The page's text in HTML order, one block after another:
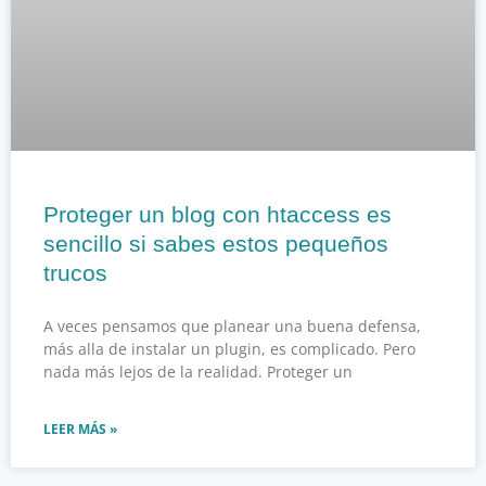
Proteger un blog con htaccess es
sencillo si sabes estos pequeños
trucos
A veces pensamos que planear una buena defensa,
más alla de instalar un plugin, es complicado. Pero
nada más lejos de la realidad. Proteger un
LEER MÁS »